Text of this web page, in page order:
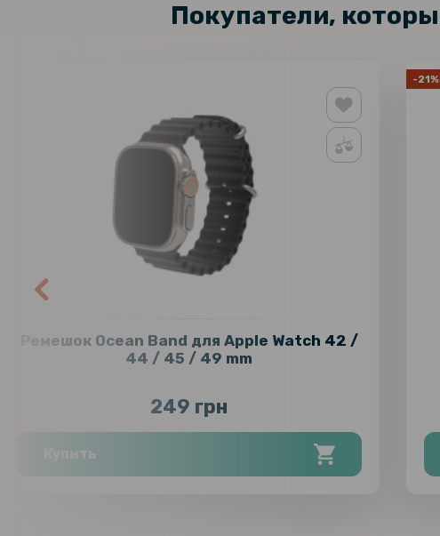
Покупатели,
Ремешок Ocean Band для Apple Watch 42 /
44 / 45 / 49 mm
249 грн
Купить
-21%